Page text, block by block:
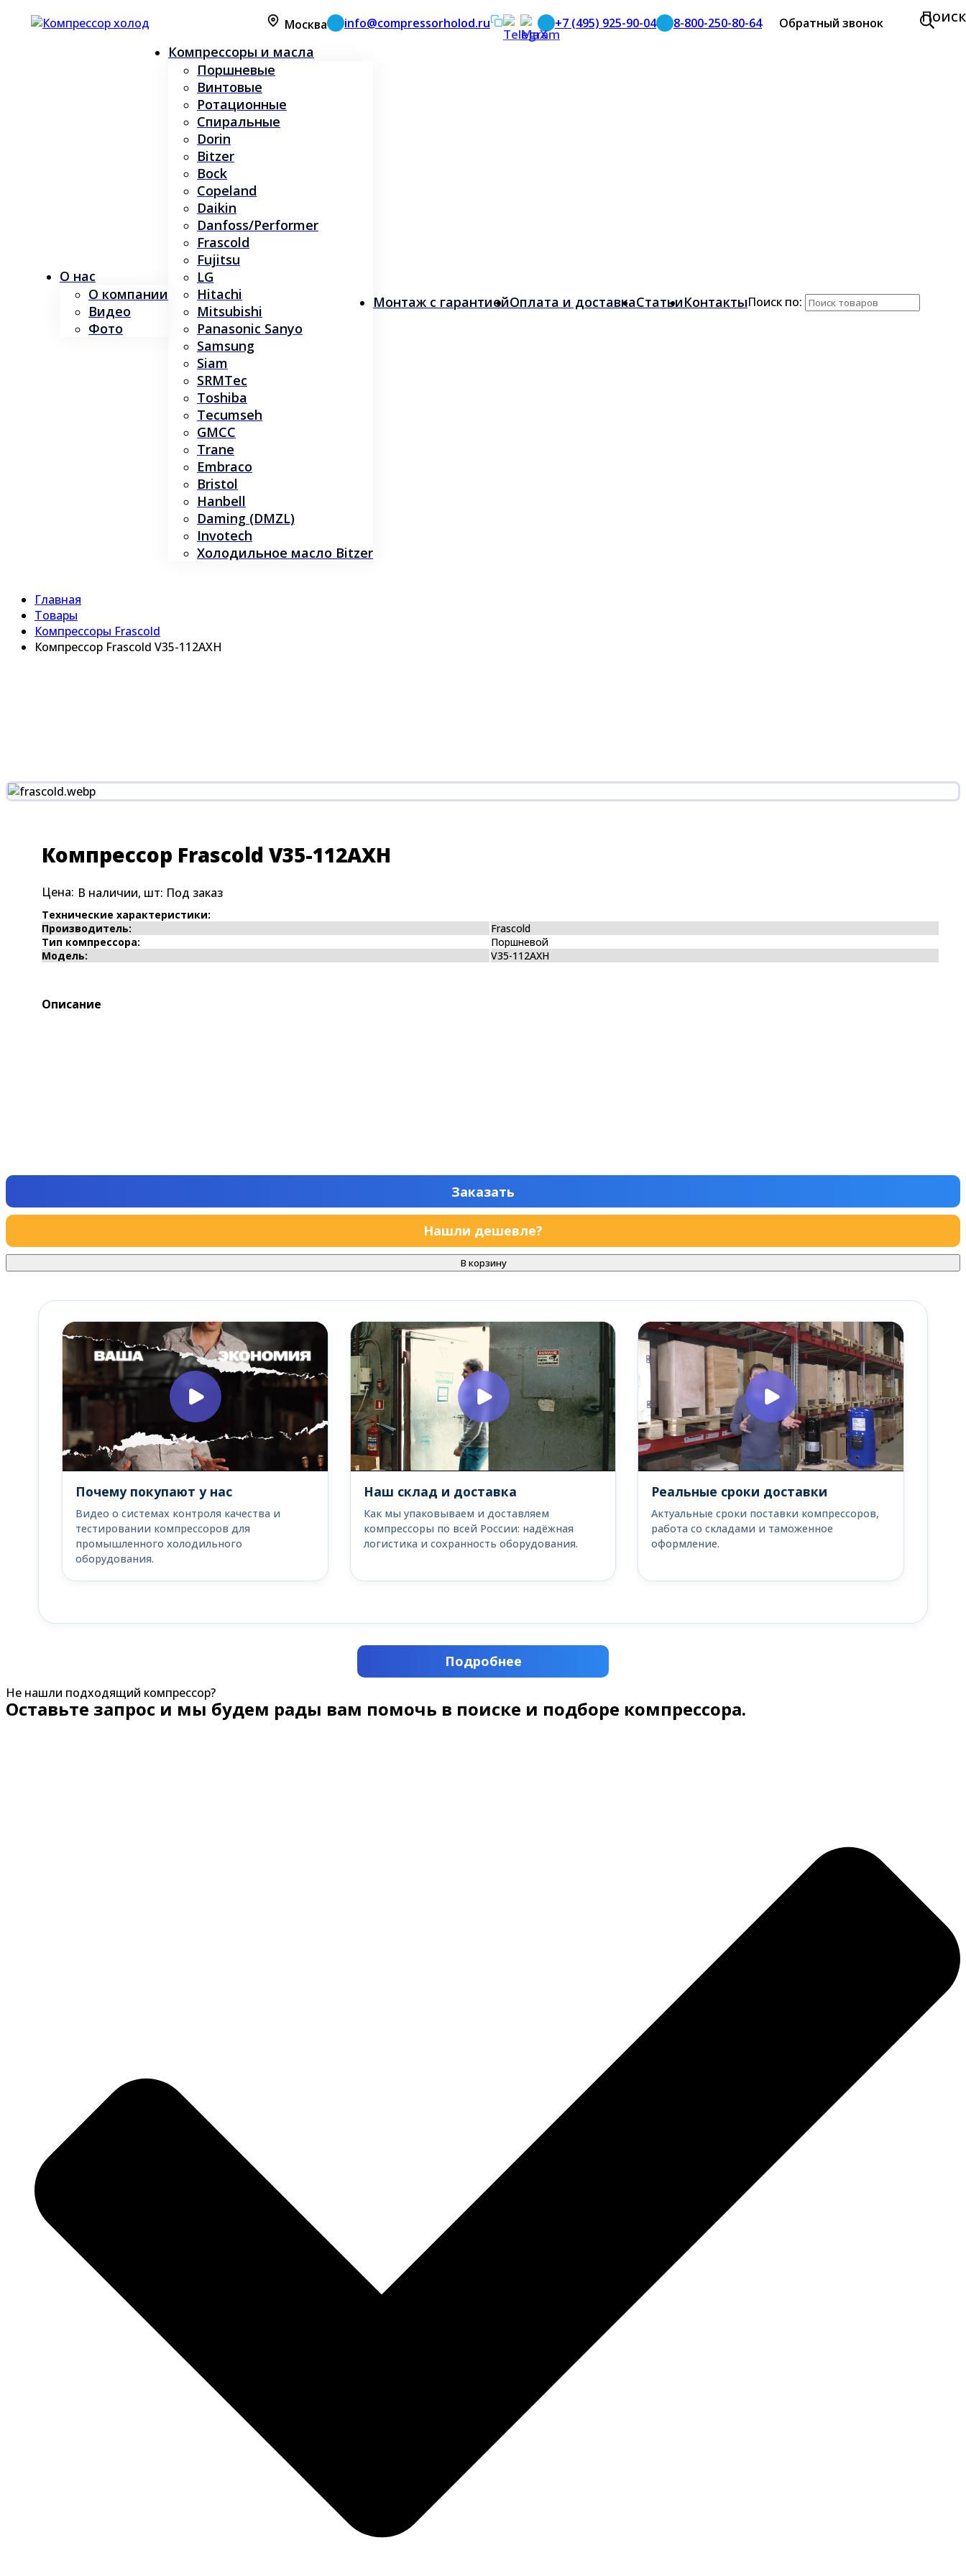
Москва info@compressorholod.ru +7 (495) 925-90-04 8-800-250-80-64 Обратный звонок
О нас
О компании
Видео
Фото
Компрессоры и масла
Поршневые
Винтовые
Ротационные
Спиральные
Dorin
Bitzer
Bock
Copeland
Daikin
Danfoss/Performer
Frascold
Fujitsu
LG
Hitachi
Mitsubishi
Panasonic Sanyo
Samsung
Siam
SRMTec
Toshiba
Tecumseh
GMCC
Trane
Embraco
Bristol
Hanbell
Daming (DMZL)
Invotech
Холодильное масло Bitzer
Монтаж с гарантиейОплата и доставкаСтатьиКонтактыПоиск по:
Поиск
Главная
Товары
Компрессоры Frascold
Компрессор Frascold V35-112AXH
Компрессор Frascold V35-112AXH
Цена: В наличии, шт: Под заказ
Технические характеристики:
Производитель:
Frascold
Тип компрессора:
Поршневой
Модель:
V35-112AXH
Описание
Заказать
Нашли дешевле?
В корзину
Почему покупают у нас
Видео о системах контроля качества и
тестировании компрессоров для
промышленного холодильного
оборудования.
Наш склад и доставка
Как мы упаковываем и доставляем
компрессоры по всей России: надёжная
логистика и сохранность оборудования.
Реальные сроки доставки
Актуальные сроки поставки компрессоров,
работа со складами и таможенное
оформление.
Подробнее
Не нашли подходящий компрессор?
Оставьте запрос и мы будем рады вам помочь в поиске и подборе компрессора.